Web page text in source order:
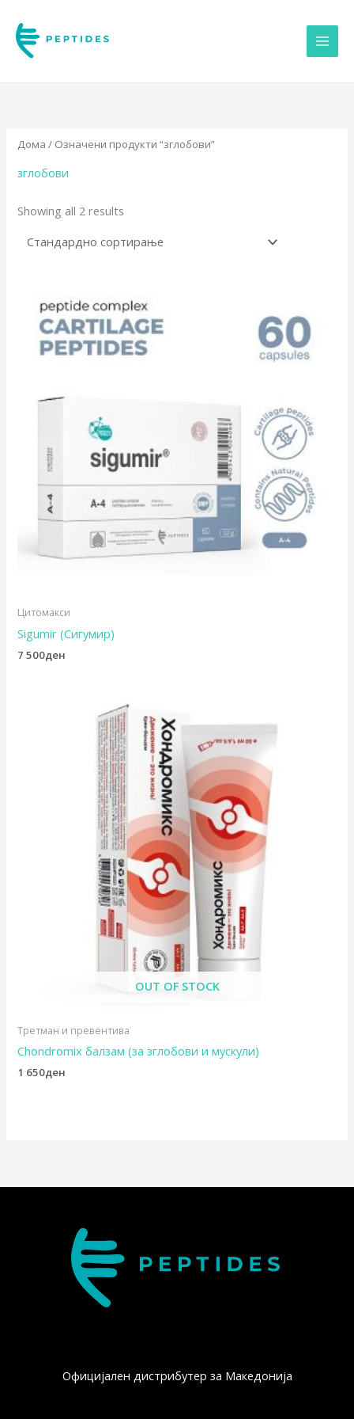
content
Дома / Означени продукти “зглобови”
зглобови
Showing all 2 results
Цитомакси
Sigumir (Сигумир)
7 500ден
OUT OF STOCK
Третман и превентива
Chondromix балзам (за зглобови и мускули)
1 650ден
Официјален дистрибутер за Македонија